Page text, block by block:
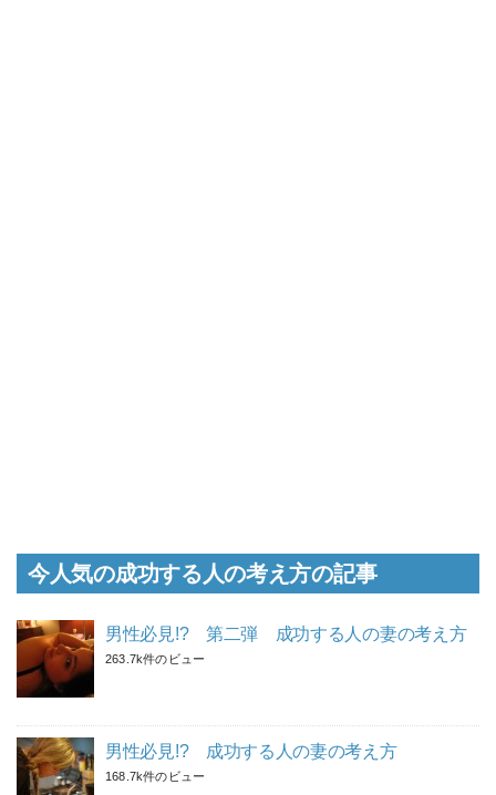
今人気の成功する人の考え方の記事
男性必見!? 第二弾 成功する人の妻の考え方
263.7k件のビュー
男性必見!? 成功する人の妻の考え方
168.7k件のビュー